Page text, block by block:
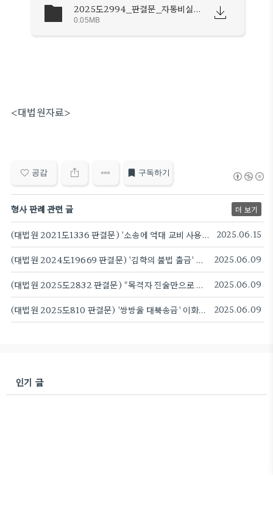
2025도2994_판결문_자동비실명.pdf
0.05MB
<대법원자료>
공감 구독하기
형사 판례 관련 글 더 보기
(대법원 2021도1336 판결문) '소송에 억대 교비 사용' 세종대 前 총장 일부 무죄 판단 2025.06.15
(대법원 2024도19669 판결문) '김학의 불법 출금' 이규원·차규근·이광철 무죄 확정...사건 6년 만에 2025.06.09
(대법원 2025도2832 판결문) "목격자 진술만으로 음주운전 인정 안돼"...대법원, 무죄 확정 2025.06.09
(대법원 2025도810 판결문) '쌍방울 대북송금' 이화영 징역 7년8개월 확정 2025.06.09
인기 글